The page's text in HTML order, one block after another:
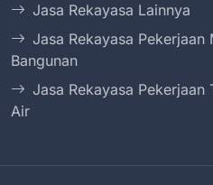
Jasa Rekayasa Lainnya
Jasa Rekayasa Pekerjaan
Bangunan
Jasa Rekayasa
Air